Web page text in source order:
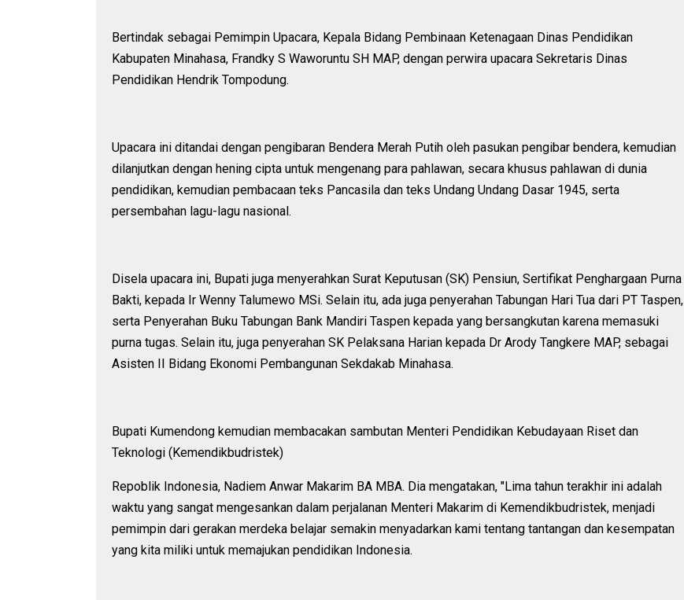
Bertindak sebagai Pemimpin Upacara, Kepala Bidang Pembinaan Ketenagaan Dinas Pendidikan
Kabupaten Minahasa, Frandky S Waworuntu SH MAP, dengan perwira upacara Sekretaris Dinas
Pendidikan Hendrik Tompodung.
Upacara ini ditandai dengan pengibaran Bendera Merah Putih oleh pasukan pengibar bendera, kemudian
dilanjutkan dengan hening cipta untuk mengenang para pahlawan, secara khusus pahlawan di dunia
pendidikan, kemudian pembacaan teks Pancasila dan teks Undang Undang Dasar 1945, serta
persembahan lagu-lagu nasional.
Disela upacara ini, Bupati juga menyerahkan Surat Keputusan (SK) Pensiun, Sertifikat Penghargaan Purna
Bakti, kepada Ir Wenny Talumewo MSi. Selain itu, ada juga penyerahan Tabungan Hari Tua dari PT Taspen,
serta Penyerahan Buku Tabungan Bank Mandiri Taspen kepada yang bersangkutan karena memasuki
purna tugas. Selain itu, juga penyerahan SK Pelaksana Harian kepada Dr Arody Tangkere MAP, sebagai
Asisten II Bidang Ekonomi Pembangunan Sekdakab Minahasa.
Bupati Kumendong kemudian membacakan sambutan Menteri Pendidikan Kebudayaan Riset dan
Teknologi (Kemendikbudristek)
Repoblik Indonesia, Nadiem Anwar Makarim BA MBA. Dia mengatakan, "Lima tahun terakhir ini adalah
waktu yang sangat mengesankan dalam perjalanan Menteri Makarim di Kemendikbudristek, menjadi
pemimpin dari gerakan merdeka belajar semakin menyadarkan kami tentang tantangan dan kesempatan
yang kita miliki untuk memajukan pendidikan Indonesia.